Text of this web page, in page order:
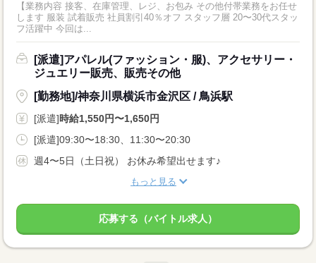
【業務内容 接客、在庫管理、レジ、お包み その他付帯業務をお任せ
します 服装 試着販売 社員割引40％オフ スタッフ層 20〜30代スタッ
フ活躍中 今回は...
[派遣]アパレル(ファッション・服)、アクセサリー・
ジュエリー販売、販売その他
[勤務地]/神奈川県横浜市金沢区 / 鳥浜駅
[派遣]時給1,550円〜1,650円
[派遣]09:30〜18:30、11:30〜20:30
週4〜5日（土日祝） お休み希望出せます♪
もっと見る
応募する（バイトル求人）